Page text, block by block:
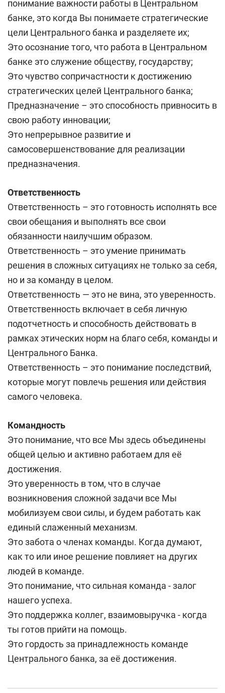
понимание важности работы в Центральном
банке, это когда Вы понимаете стратегические
цели Центрального банка и разделяете их;
Это осознание того, что работа в Центральном
банке это служение обществу, государству;
Это чувство сопричастности к достижению
стратегических целей Центрального банка;
Предназначение – это способность привносить в
свою работу инновации;
Это непрерывное развитие и
самосовершенствование для реализации
предназначения.
Ответственность
Ответственность – это готовность исполнять все
свои обещания и выполнять все свои
обязанности наилучшим образом.
Ответственность – это умение принимать
решения в сложных ситуациях не только за себя,
но и за команду в целом.
Ответственность — это не вина, это уверенность.
Ответственность включает в себя личную
подотчетность и способность действовать в
рамках этических норм на благо себя, команды и
Центрального Банка.
Ответственность – это понимание последствий,
которые могут повлечь решения или действия
самого человека.
Командность
Это понимание, что все Мы здесь объединены
общей целью и активно работа­ем для её
достижения.
Это уверенность в том, что в случае
возникновения сложной задачи все Мы
мобилизуем свои силы, и будем работать как
единый слаженный меха­низм.
Это забота о членах команды. Когда думают,
как то или иное решение по­влияет на других
людей в команде.
Это понимание, что сильная команда - залог
нашего успеха.
Это поддержка коллег, взаимовыручка - когда
ты готов прийти на помощь.
Это гордость за принадлежность команде
Центрального банка, за её достижения.